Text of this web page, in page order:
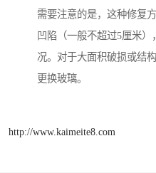
需要注意的是，这种修复
凹陷（一般不超过5厘米
况。对于大面积破损或结
更换玻璃。
http://www.kaimeite8.com